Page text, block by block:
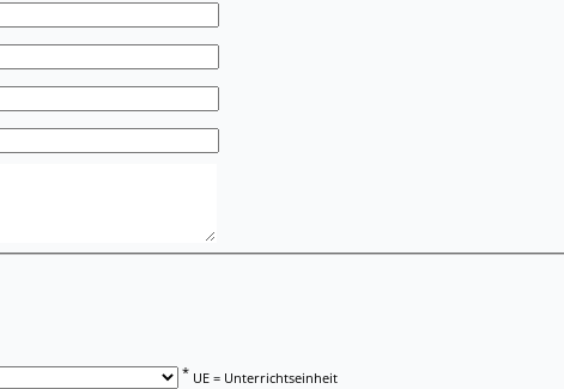
* UE = Unterrichtseinheit